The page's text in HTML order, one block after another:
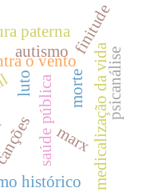
o vento
luto
autismo
saúde pública medicalização da vida
marx
histórico
paterna
psicanálise
finitude
morte